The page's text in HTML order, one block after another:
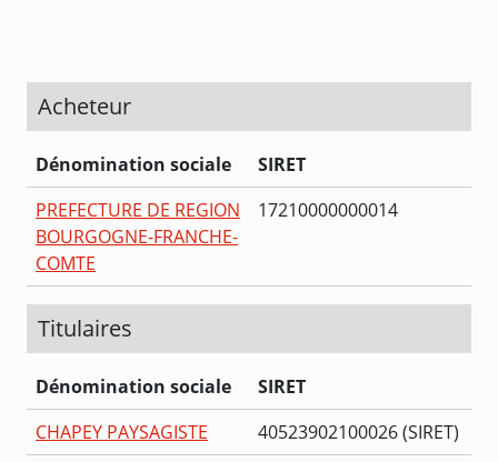
Acheteur
Dénomination sociale
SIRET
PREFECTURE DE REGION
BOURGOGNE-FRANCHE-
COMTE
17210000000014
Titulaires
Dénomination sociale
SIRET
CHAPEY PAYSAGISTE
40523902100026 (SIRET)